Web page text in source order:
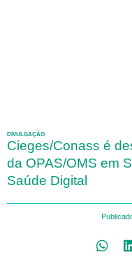
DIVULGAÇÃO
Cieges/Conass é
da OPAS/OMS em
Saúde Digital